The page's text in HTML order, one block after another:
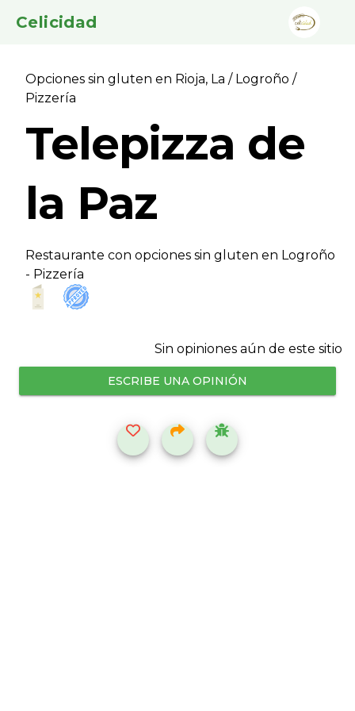
Celicidad
Opciones sin gluten en Rioja, La / Logroño /
Pizzerí­a
Telepizza de
la Paz
Restaurante con opciones sin gluten en Logroño
- Pizzerí­a
Sin opiniones aún de este sitio
ESCRIBE UNA OPINIÓN